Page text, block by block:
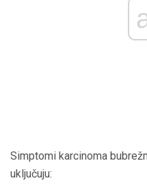
Simptomi karcinoma
uključuju: